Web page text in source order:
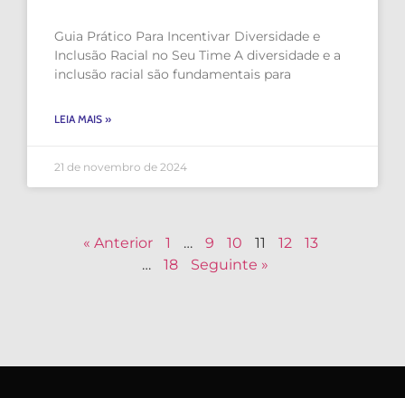
Guia Prático Para Incentivar Diversidade e
Inclusão Racial no Seu Time A diversidade e a
inclusão racial são fundamentais para
LEIA MAIS »
21 de novembro de 2024
« Anterior 1 … 9 10 11 12
13
…
18 Seguinte »